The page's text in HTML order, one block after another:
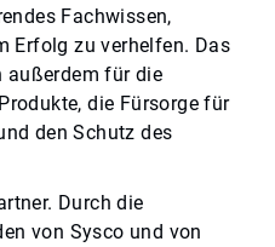
Fachwissen,
Erfolg zu verhelfen. Das
außerdem für die
die Fürsorge für
den Schutz des
Durch die
von Sysco und von